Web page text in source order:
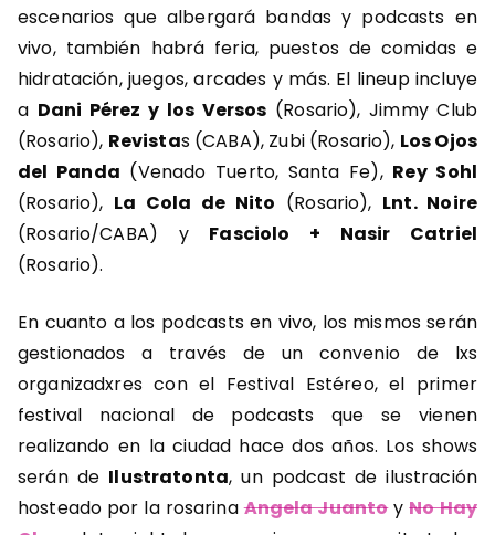
escenarios que albergará bandas y podcasts en
vivo, también habrá feria, puestos de comidas e
hidratación, juegos, arcades y más. El lineup incluye
a Dani Pérez y los Versos (Rosario), Jimmy Club
(Rosario), Revistas (CABA), Zubi (Rosario), Los Ojos
del Panda (Venado Tuerto, Santa Fe), Rey Sohl
(Rosario), La Cola de Nito (Rosario), Lnt. Noire
(Rosario/CABA) y Fasciolo + Nasir Catriel
(Rosario).
En cuanto a los podcasts en vivo, los mismos serán
gestionados a través de un convenio de lxs
organizadxres con el Festival Estéreo, el primer
festival nacional de podcasts que se vienen
realizando en la ciudad hace dos años. Los shows
serán de Ilustratonta, un podcast de ilustración
hosteado por la rosarinaAngela JuantoyNo Hay